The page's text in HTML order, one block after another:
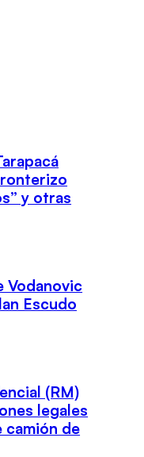
y otras
Vodanovic
Escudo
(RM)
legales
camión de